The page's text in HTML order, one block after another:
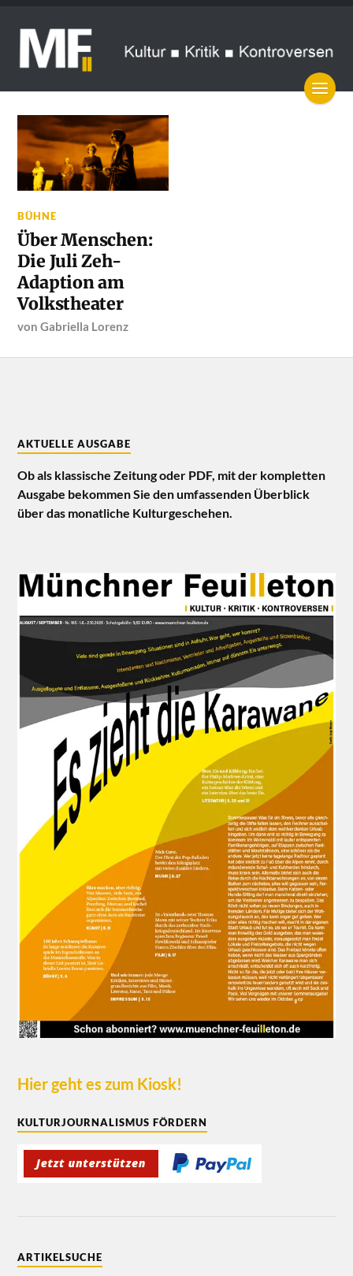
BÜHNE
Über Menschen:
Die Juli Zeh-
Adaption am
Volkstheater
vonGabriella Lorenz
AKTUELLE AUSGABE
Ob als klassische Zeitung oder PDF, mit der kompletten
Ausgabe bekommen Sie den umfassenden Überblick
über das monatliche Kulturgeschehen.
Hier geht es zum Kiosk!
KULTURJOURNALISMUS FÖRDERN
ARTIKELSUCHE